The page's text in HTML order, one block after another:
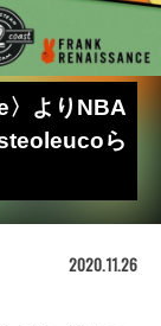
〉よりNBA
ら
2020.11.26